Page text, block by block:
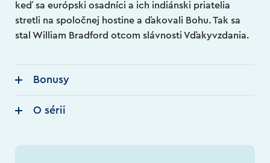
keď sa európski osadníci a ich indiánski priatelia
stretli na spoločnej hostine a ďakovali Bohu. Tak sa
stal William Bradford otcom slávnosti Vďakyvzdania.
Bonusy
O sérii